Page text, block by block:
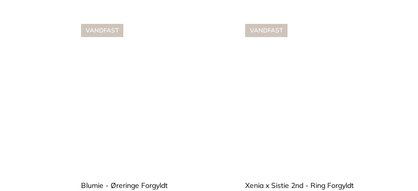
VANDFAST
Blumie - Øreringe Forgyldt
VANDFAST
Xenia x Sistie 2nd - Ring Forgyldt